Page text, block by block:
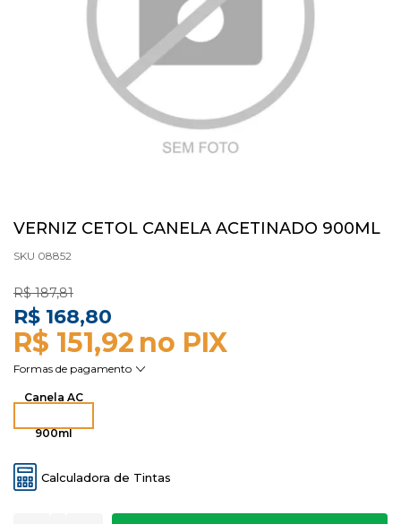
VERNIZ CETOL CANELA ACETINADO 900ML
SKU 08852
R$ 187,81
R$ 168,80
R$ 151,92
Canela AC
900ml
Calculadora de Tintas